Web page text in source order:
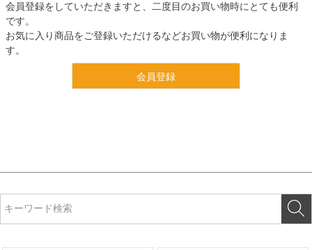
会員登録をしていただきますと、二度目のお買い物時にとても便利
です。
お気に入り商品をご登録いただけるなどお買い物が便利になりま
す。
会員登録